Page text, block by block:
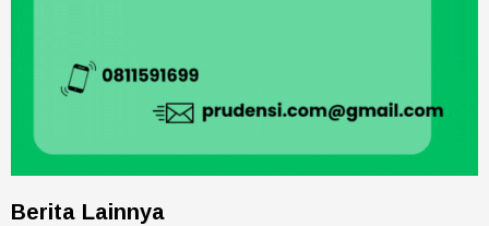
Berita Lainnya